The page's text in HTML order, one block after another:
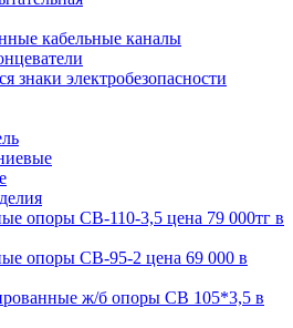
кабельные каналы
знаки электробезопасности
опоры СВ-110-3,5 цена 79 000тг в
опоры СВ-95-2 цена 69 000 в
ж/б опоры CВ 105*3,5 в